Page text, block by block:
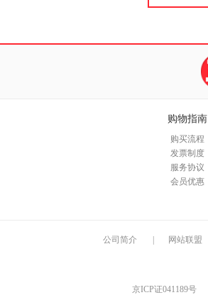
购物指南
购买流程
发票制度
服务协议
会员优惠
公司简介 网站联盟
京ICP证041189号